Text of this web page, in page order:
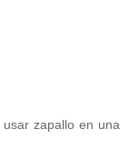
zapallo en una